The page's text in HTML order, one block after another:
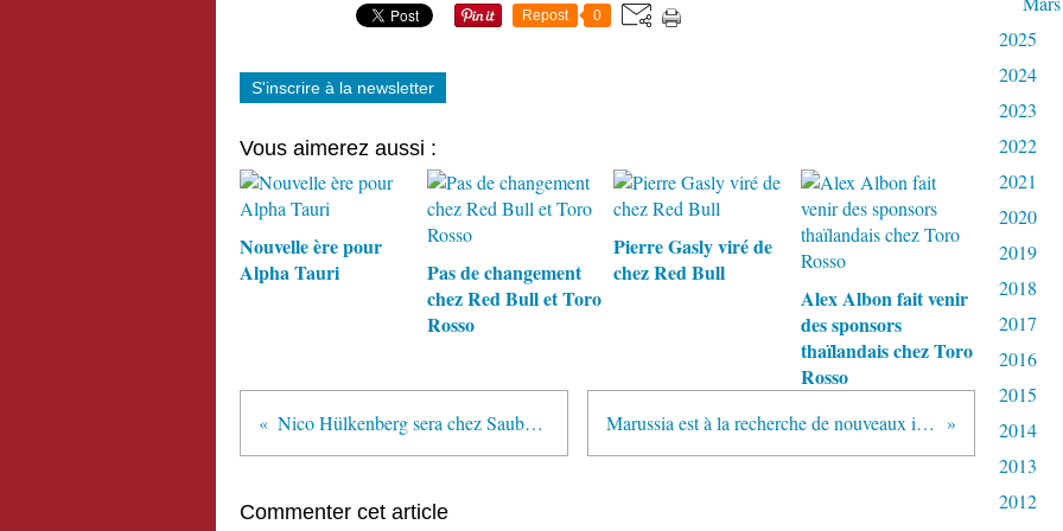
Repost 0
S'inscrire à la newsletter
Vous aimerez aussi :
Nouvelle ère pour
Alpha Tauri
Pas de changement
chez Red Bull et Toro
Rosso
Pierre Gasly viré de
chez Red Bull
Alex Albon fait venir
des sponsors
thaïlandais chez Toro
Rosso
Nico Hülkenberg sera chez Sauber en 2013 Marussia est à la recherche de nouveaux investisseurs
Commenter cet article
2025
2024
2023
2022
2021
2020
2019
2018
2017
2016
2015
2014
2013
2012